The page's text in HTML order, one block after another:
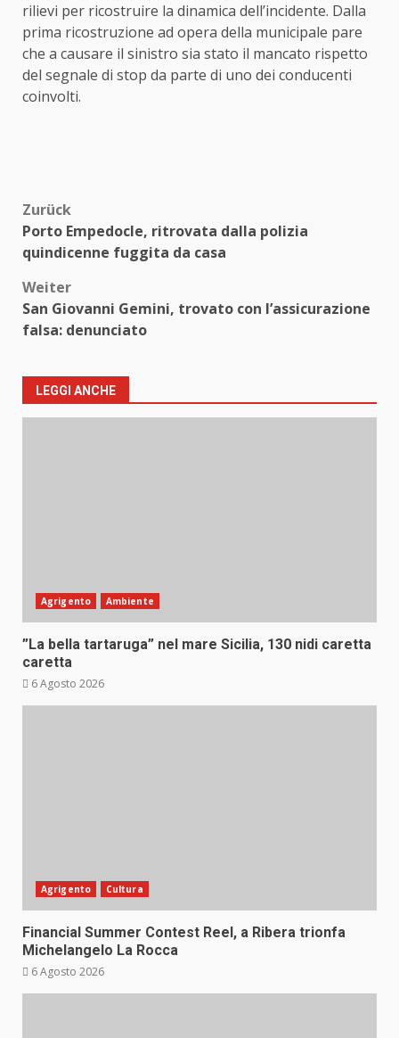
rilievi per ricostruire la dinamica dell’incidente. Dalla
prima ricostruzione ad opera della municipale pare
che a causare il sinistro sia stato il mancato rispetto
del segnale di stop da parte di uno dei conducenti
coinvolti.
Beitragsnavigation
Zurück
Porto Empedocle, ritrovata dalla polizia
quindicenne fuggita da casa
Weiter
San Giovanni Gemini, trovato con l’assicurazione
falsa: denunciato
LEGGI ANCHE
Agrigento Ambiente
”La bella tartaruga” nel mare Sicilia, 130 nidi caretta
caretta
6 Agosto 2026
Agrigento Cultura
Financial Summer Contest Reel, a Ribera trionfa
Michelangelo La Rocca
6 Agosto 2026